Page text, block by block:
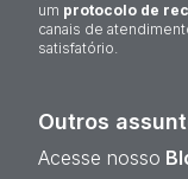
um protocolo de
canais de
satisfatório.
Outros
Acesse nosso